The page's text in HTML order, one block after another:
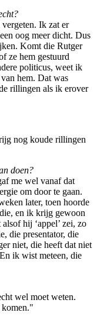
Ik zat er
oog meer dicht. Dus
Komt die Rutger
ze hem gestuurd
politicus, weet ik
hem. Dat was
rillingen als ik erover
nog koude rillingen
doen?
me wel vanaf dat
om door te gaan.
later, toen hoorde
en ik krijg gewoon
hij ‘appel’ zei, zo
die presentator, die
niet, die heeft dat niet
ik wist meteen, die
wel moet weten.
komen."